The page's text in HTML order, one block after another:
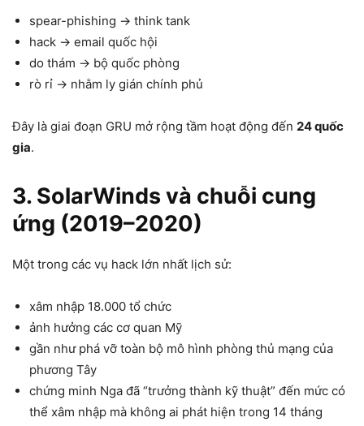
spear-phishing → think tank
hack → email quốc hội
do thám → bộ quốc phòng
rò rỉ → nhằm ly gián chính phủ
Đây là giai đoạn GRU mở rộng tầm hoạt động đến 24 quốc
gia.
3. SolarWinds và chuỗi cung
ứng (2019–2020)
Một trong các vụ hack lớn nhất lịch sử:
xâm nhập 18.000 tổ chức
ảnh hưởng các cơ quan Mỹ
gần như phá vỡ toàn bộ mô hình phòng thủ mạng của
phương Tây
chứng minh Nga đã “trưởng thành kỹ thuật” đến mức có
thể xâm nhập mà không ai phát hiện trong 14 tháng